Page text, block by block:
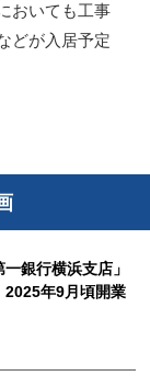
おいても工事
どが入居予定
銀行横浜支店」
2025年9月頃開業